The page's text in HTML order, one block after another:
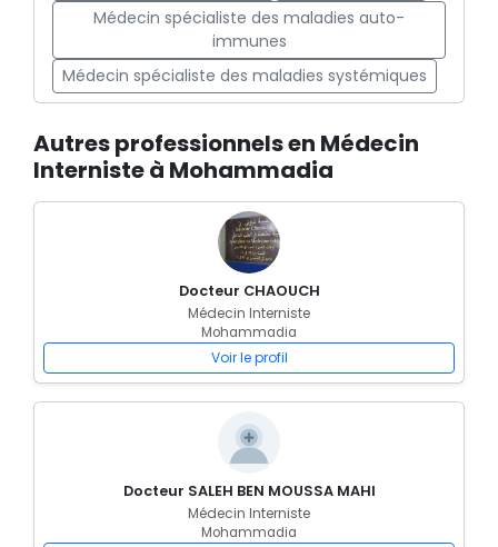
Médecin spécialiste des maladies auto-
immunes
Médecin spécialiste des maladies systémiques
Autres professionnels en Médecin
Interniste à Mohammadia
Docteur CHAOUCH
Médecin Interniste
Mohammadia
Voir le profil
Docteur SALEH BEN MOUSSA MAHI
Médecin Interniste
Mohammadia